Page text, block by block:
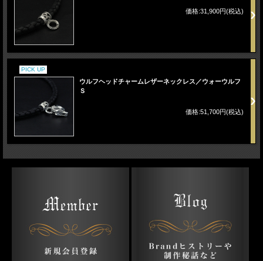
価格:31,900円(税込)
PICK UP
ウルフヘッドチャームレザーネックレス／ウォーウルフ
Ｓ
価格:51,700円(税込)